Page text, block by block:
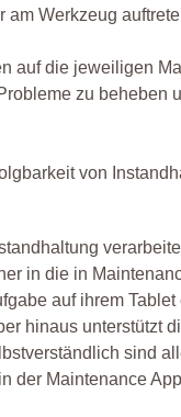
Werkzeug
auf die jeweiligen
zu beheben
von
in die in
auf ihrem
hinaus unterstützt
sind
der Maintenance